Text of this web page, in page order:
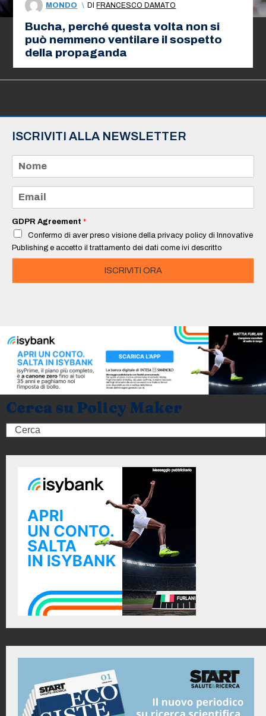
MONDO \ DIFRANCESCO DAMATO
Bucha, perché questa volta non si
può nemmeno ventilare il sospetto
della propaganda
ISCRIVITI ALLA NEWSLETTER
m
e
a
i
*
GDPR Agreement *
Confermo di aver preso visione della privacy policy di Innovative
Publishing e accetto il trattamento dei dati come ivi descritto
ISCRIVITI ORA
Cerca su Policy Maker
Search